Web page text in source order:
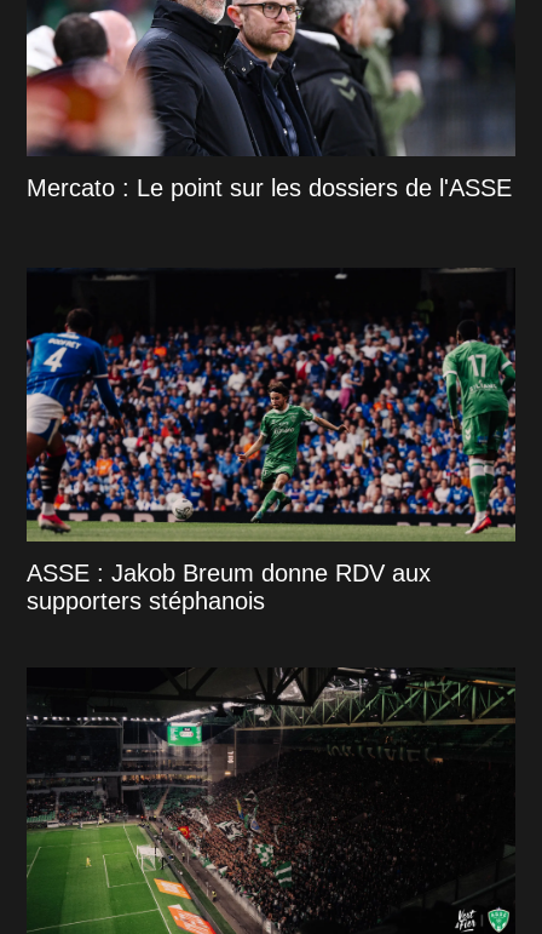
Mercato : Le point sur les dossiers de l'ASSE
ASSE : Jakob Breum donne RDV aux
supporters stéphanois